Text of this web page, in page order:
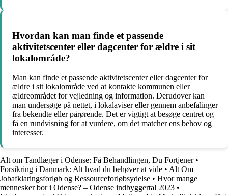
Hvordan kan man finde et passende
aktivitetscenter eller dagcenter for ældre i sit
lokalområde?
Man kan finde et passende aktivitetscenter eller dagcenter for
ældre i sit lokalområde ved at kontakte kommunen eller
ældreområdet for vejledning og information. Derudover kan
man undersøge på nettet, i lokalaviser eller gennem anbefalinger
fra bekendte eller pårørende. Det er vigtigt at besøge centret og
få en rundvisning for at vurdere, om det matcher ens behov og
interesser.
Alt om Tandlæger i Odense: Få Behandlingen, Du Fortjener•
Forsikring i Danmark: Alt hvad du behøver at vide • Alt Om
Jobafklaringsforløb og Ressourceforløbsydelse • Hvor mange
mennesker bor i Odense? – Odense indbyggertal 2023 •